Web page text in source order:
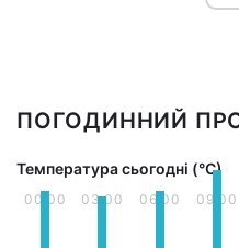
ПОГОДИННИЙ
Температура сьогодні (°С)
00:00 03:00 06:00 09:00